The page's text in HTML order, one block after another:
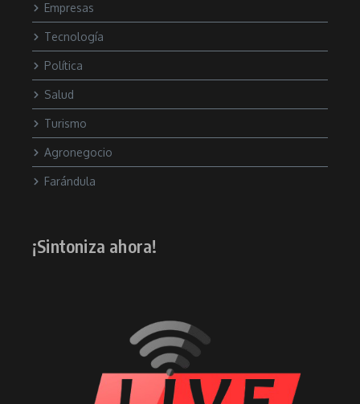
Empresas
Tecnología
Política
Salud
Turismo
Agronegocio
Farándula
¡Sintoniza ahora!